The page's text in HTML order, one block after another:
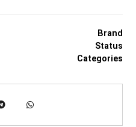
Brand
Status
Categories